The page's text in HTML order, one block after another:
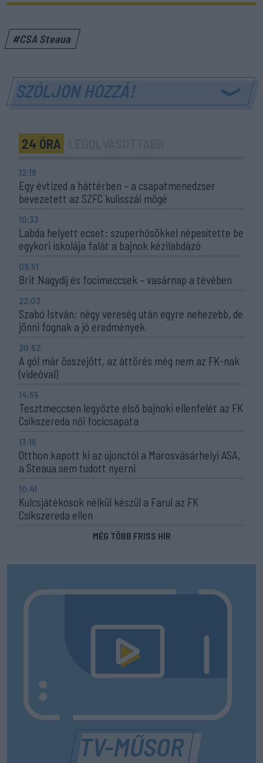
#CSA Steaua
SZÓLJON HOZZÁ!
24 ÓRA
12:18
Egy évtized a háttérben – a csapatmenedzser
bevezetett az SZFC kulisszái mögé
10:33
Labda helyett ecset: szuperhősökkel népesítette be
egykori iskolája falát a bajnok kézilabdázó
09:51
Brit Nagydíj és focimeccsek – vasárnap a tévében
22:03
Szabó István: négy vereség után egyre nehezebb, de
jönni fognak a jó eredmények
20:52
A gól már összejött, az áttörés még nem az FK-nak
(videóval)
14:55
Tesztmeccsen legyőzte első bajnoki ellenfelét az FK
Csíkszereda női focicsapata
13:16
Otthon kapott ki az újonctól a Marosvásárhelyi ASA,
a Steaua sem tudott nyerni
10:41
Kulcsjátékosok nélkül készül a Farul az FK
Csíkszereda ellen
MÉG TÖBB FRISS HÍR